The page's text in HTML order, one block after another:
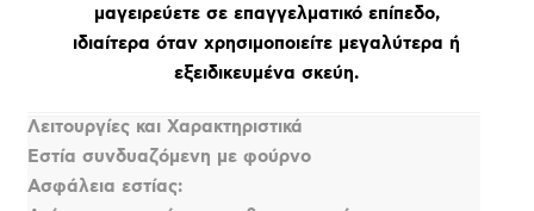
μαγειρεύετε σε επαγγελματικό επίπεδο,
ιδιαίτερα όταν χρησιμοποιείτε μεγαλύτερα ή
εξειδικευμένα σκεύη.
Λειτουργίες και Χαρακτηριστικά
Εστία συνδυαζόμενη με φούρνο
Ασφάλεια εστίας: